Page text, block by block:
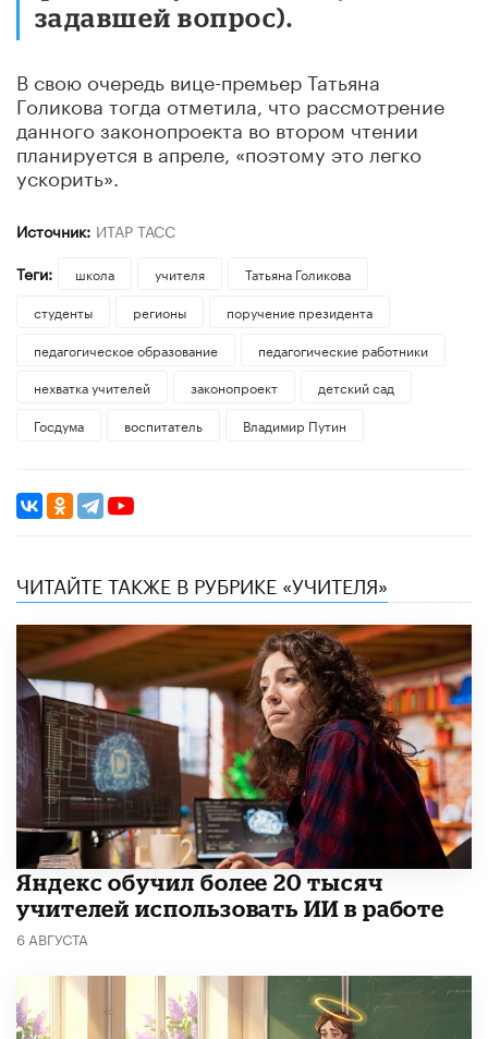
задавшей вопрос).
В свою очередь вице-премьер Татьяна
Голикова тогда отметила, что рассмотрение
данного законопроекта во втором чтении
планируется в апреле, «поэтому это легко
ускорить».
Источник: ИТАР ТАСС
Теги:
школа учителя
​Татьяна Голикова
студенты
регионы
поручение президента
педагогическое образование
педагогические работники
нехватка учителей
законопроект
детский сад
Госдума
воспитатель Владимир Путин
ЧИТАЙТЕ ТАКЖЕ В РУБРИКЕ «УЧИТЕЛЯ»
​Яндекс обучил более 20 тысяч
учителей использовать ИИ в работе
6 АВГУСТА